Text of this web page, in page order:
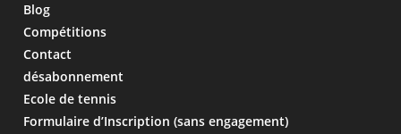
Blog
Compétitions
Contact
désabonnement
Ecole de tennis
Formulaire d’Inscription (sans engagement)